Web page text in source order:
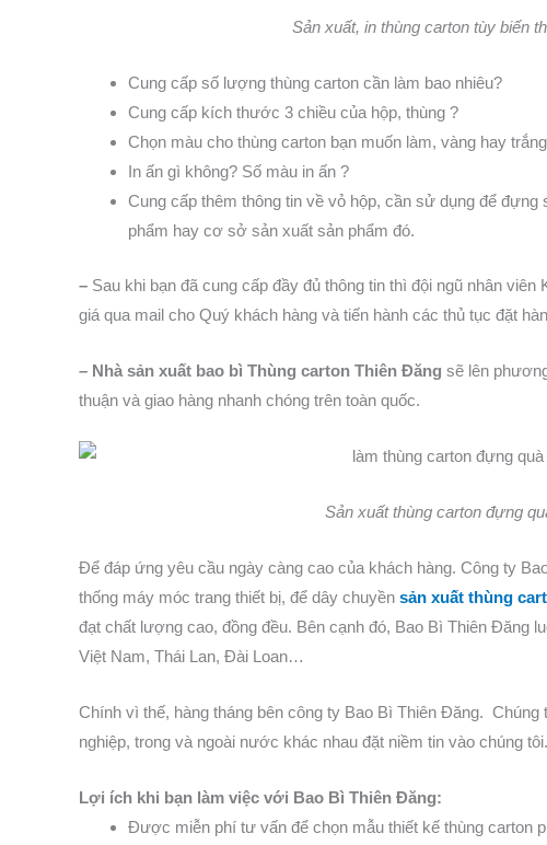
Sản xuất, in thùng carton tùy biến
Cung cấp số lượng thùng carton cần làm bao nhiêu?
Cung cấp kích thước 3 chiều của hộp, thùng ?
Chọn màu cho thùng carton bạn muốn làm, vàng hay
In ấn gì không? Số màu in ấn ?
Cung cấp thêm thông tin về vỏ hộp, cần sử dụng để
phẩm hay cơ sở sản xuất sản phẩm đó.
– Sau khi bạn đã cung cấp đầy đủ thông tin thì đội ngũ nhân
giá qua mail cho Quý khách hàng và tiến hành các thủ tục đặt
– Nhà sản xuất bao bì Thùng carton Thiên Đăng sẽ lên
thuận và giao hàng nhanh chóng trên toàn quốc.
Sản xuất thùng carton đựng
Để đáp ứng yêu cầu ngày càng cao của khách hàng. Công ty
thống máy móc trang thiết bị, để dây chuyền sản xuất thùng
đạt chất lượng cao, đồng đều. Bên cạnh đó, Bao Bì Thiên Đăng
Việt Nam, Thái Lan, Đài Loan…
Chính vì thế, hàng tháng bên công ty Bao Bì Thiên Đăng.
nghiệp, trong và ngoài nước khác nhau đặt niềm tin vào chúng tôi.
Lợi ích khi bạn làm việc với Bao Bì Thiên Đăng:
Được miễn phí tư vấn để chọn mẫu thiết kế thùng carton